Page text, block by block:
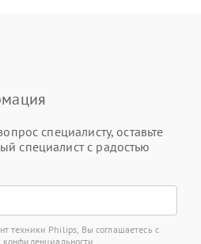
специалисту, оставьте
специалист с радостью
техники Philips, Вы соглашаетесь с